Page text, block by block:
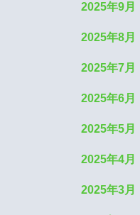
2025年9月
2025年8月
2025年7月
2025年6月
2025年5月
2025年4月
2025年3月